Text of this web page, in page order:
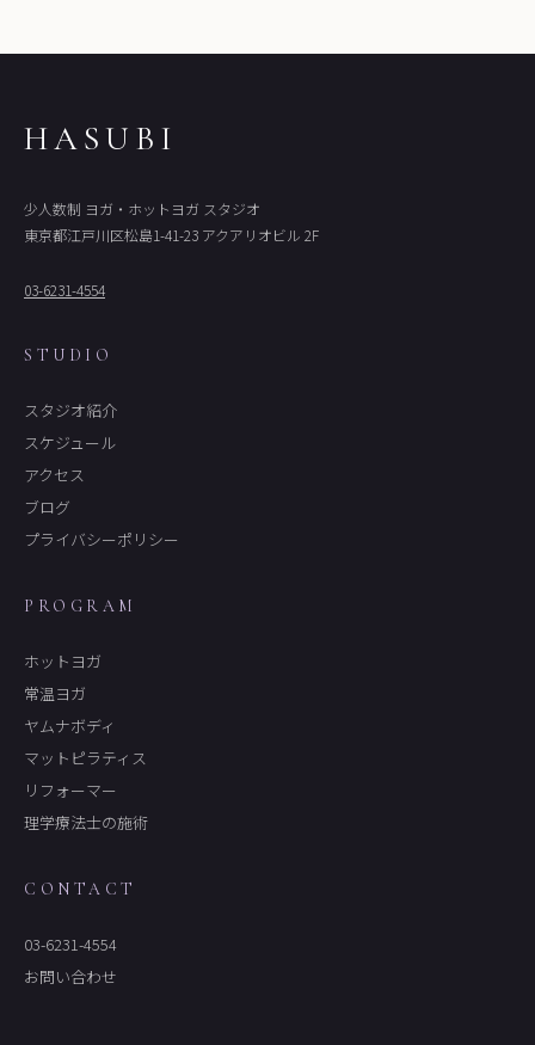
HASUBI
少人数制 ヨガ・ホットヨガ スタジオ
東京都江戸川区松島1-41-23 アクアリオビル 2F
03-6231-4554
STUDIO
スタジオ紹介
スケジュール
アクセス
ブログ
プライバシーポリシー
PROGRAM
ホットヨガ
常温ヨガ
ヤムナボディ
マットピラティス
リフォーマー
理学療法士の施術
CONTACT
03-6231-4554
お問い合わせ